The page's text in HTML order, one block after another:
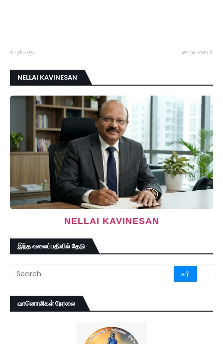
புதியது பழையவை
NELLAI KAVINESAN
NELLAI KAVINESAN
இந்த வலைப்பதிவில் தேடு
வானொலிகள் நேரலை